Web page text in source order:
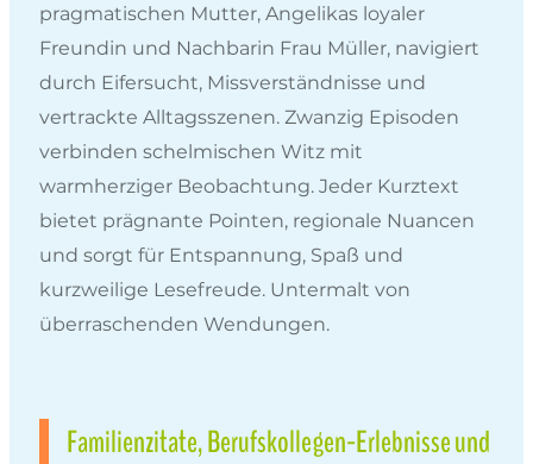
pragmatischen Mutter, Angelikas loyaler
Freundin und Nachbarin Frau Müller, navigiert
durch Eifersucht, Missverständnisse und
vertrackte Alltagsszenen. Zwanzig Episoden
verbinden schelmischen Witz mit
warmherziger Beobachtung. Jeder Kurztext
bietet prägnante Pointen, regionale Nuancen
und sorgt für Entspannung, Spaß und
kurzweilige Lesefreude. Untermalt von
überraschenden Wendungen.
Familienzitate, Berufskollegen-Erlebnisse und